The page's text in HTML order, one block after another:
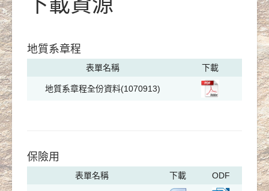
地質系章程
表單名稱 下載
地質系章程全份資料(1070913)
保險用
表單名稱 下載 ODF